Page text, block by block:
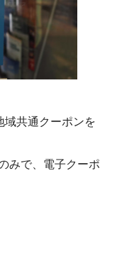
域共通クーポンを
みで、電子クーポ